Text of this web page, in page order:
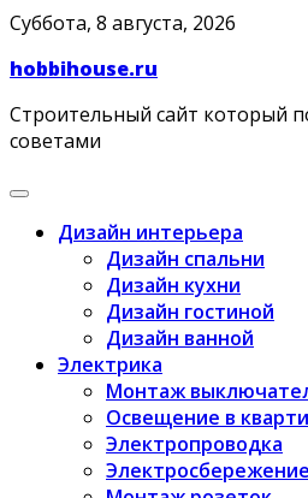
Skip
content
Суббота, 8 августа, 2026
hobbihouse.ru
Строительный сайт который
советами
Дизайн интерьера
Дизайн спальни
Дизайн кухни
Дизайн гостиной
Дизайн ванной
Электрика
Монтаж
Освещение в
Электропроводка
Электросбережение